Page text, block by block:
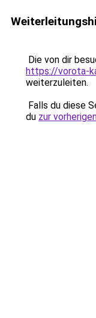
Die von dir
https://vorota-
weiterzuleiten.
Falls du diese
du zur